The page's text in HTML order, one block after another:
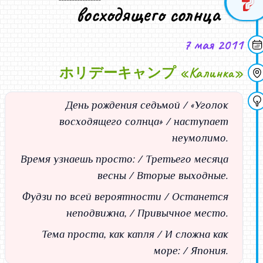
Олег! Все просто! На автобусе до Праги, а там
ДЛЯ МЕНЯ!! ОО! это супер!
2. Мишин подвиг в виде влазанья в окно второго
этажа во имя безмятежного отдыха любимых друзей
3. ДЖИСКОТЕКА! МУЗЫКА! СВЕТ! ДиДжею
Респекты!!
4. МОй портрет авторства МЭРИ Спасибо! Супер!
внушительные дырки на моих штанах
6. Курпатовы в лице RODа и Кати
7. Ну и конечно зожиг Московских гостей для многих
мальчиков вечер был бы без них не таким
запоминающимся
товарисчи меня возьмите, надеюсь в этом то году
меня никто не споит прямо перед уходящим
пароходиком
А в прошлом годы вывешивали благодарности друг
Мери
оооо!!!! мальчиков на некоторых девочек по два!!!!
супер!!!
кто непарные???? огласите весь список пжлста..ик...
Аравина
обнищаю точно с такими суммами. 6 косарей увы у
меня под ногами не валяются, плюс сроки сдачи
лишнего нытья тут, просто поймите тех ,кому зп по
неск месяцев не платят. 6 тысяч чтобы два дня
отдохнуть на турбазе-это полный анриал.
Удачно погулять. Ваш Стасян.
Стасян
Уф! Отметили. Огромное вам всем спасибо, друзья!
За позитив, за общение, за улыбки, за то, что каждый
год мы собираемся вместе.
ROD, кубок береги.
P.S. Голоса нет, организм требует релаксации и покоя,
левый глаз подбит - праздник удался.
nETbKa
у меня есть время на размышления?
Психический
потрясный Дру) Этот мне больше понравилось
видимо потому, что мог видеть реализацию почти
или менее вменяемом состоянии
ТАДЖИК РОКЕР УииИИииИИИЕЕЕЕ!
Отгуляли московский ДРУ6. Спасибо организатором
— было очень хорошо и позитивно. Фотки будут, а
восходящего солнца
7 мая 2011
ホリデーキャンプ «Калинка»
День рождения седьмой / «Уголок
восходящего солнца» / наступает
неумолимо.
Время узнаешь просто: / Третьего месяца
весны / Вторые выходные.
Фудзи по всей вероятности / Останется
неподвижна, / Привычное место.
Тема проста, как капля / И сложна как
море: / Япония.